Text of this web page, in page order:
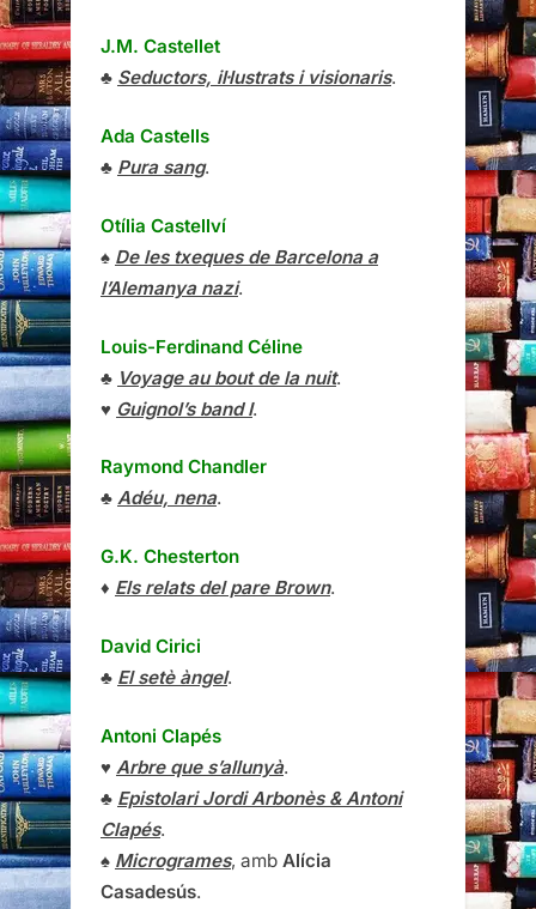
J.M. Castellet
♣ Seductors, il·lustrats i visionaris.
Ada Castells
♣ Pura sang.
Otília Castellví
♠ De les txeques de Barcelona a
l’Alemanya nazi.
Louis-Ferdinand Céline
♣ Voyage au bout de la nuit.
♥ Guignol’s band I.
Raymond Chandler
♣ Adéu, nena.
G.K. Chesterton
♦ Els relats del pare Brown.
David Cirici
♣ El setè àngel.
Antoni Clapés
♥ Arbre que s’allunyà.
♣ Epistolari Jordi Arbonès & Antoni
Clapés.
♠ Microgrames, amb Alícia
Casadesús.